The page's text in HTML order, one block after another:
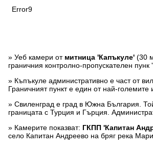
Error9
» Уеб камери от митница 'Капъкуле' (30
граничния контролно-пропускателен
» Къпъкуле административно е част от
Граничният пункт е един от най-
» Свиленград е град в Южна България.
границата с Турция и Гърция.
» Камерите показват: ГКПП 'Капитан
село Капитан Андреево на бряг река